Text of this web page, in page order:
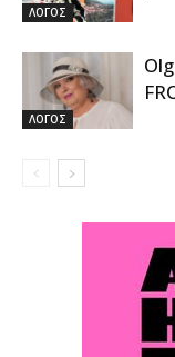
ΛΟΓΟΣ
ΛΟΓΟΣ